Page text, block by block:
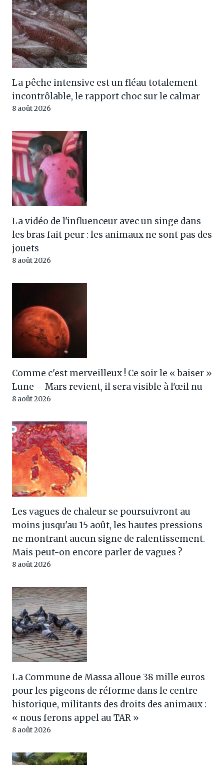
La pêche intensive est un fléau totalement
incontrôlable, le rapport choc sur le calmar
8 août 2026
La vidéo de l'influenceur avec un singe dans
les bras fait peur : les animaux ne sont pas des
jouets
8 août 2026
Comme c'est merveilleux ! Ce soir le « baiser »
Lune – Mars revient, il sera visible à l'œil nu
8 août 2026
Les vagues de chaleur se poursuivront au
moins jusqu'au 15 août, les hautes pressions
ne montrant aucun signe de ralentissement.
Mais peut-on encore parler de vagues ?
8 août 2026
La Commune de Massa alloue 38 mille euros
pour les pigeons de réforme dans le centre
historique, militants des droits des animaux :
« nous ferons appel au TAR »
8 août 2026